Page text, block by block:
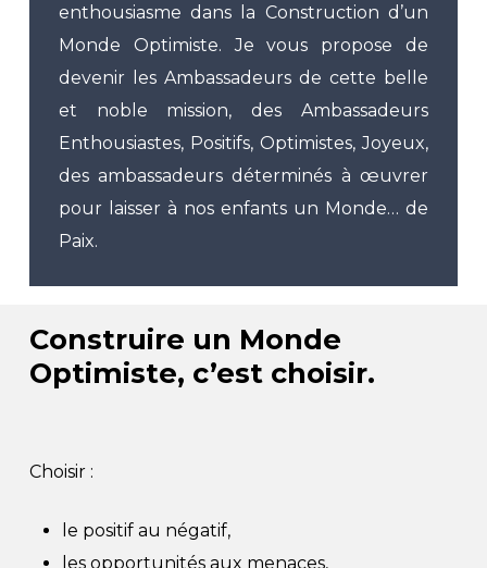
enthousiasme dans la Construction d’un
Monde Optimiste. Je vous propose de
devenir les Ambassadeurs de cette belle
et noble mission, des Ambassadeurs
Enthousiastes, Positifs, Optimistes, Joyeux,
des ambassadeurs déterminés à œuvrer
pour laisser à nos enfants un Monde… de
Paix.
Construire un Monde
Optimiste, c’est choisir.
Choisir :
le positif au négatif,
les opportunités aux menaces,